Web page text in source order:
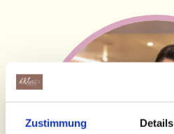
Zustimmung Details